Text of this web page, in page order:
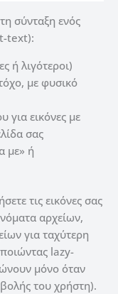
σύνταξη ενός
text):
ή λιγότεροι)
με φυσικό
για εικόνες με
σας
με» ή
τις εικόνες σας
αρχείων,
για ταχύτερη
lazy-
μόνο όταν
του χρήστη).